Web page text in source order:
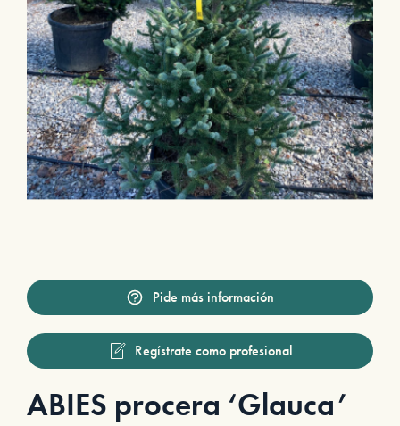
Pide más información
Regístrate como profesional
ABIES procera ‘Glauca’